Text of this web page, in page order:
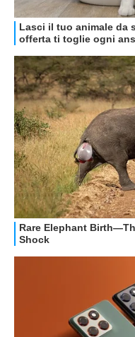
GUIDE ALL'ACQUISTO